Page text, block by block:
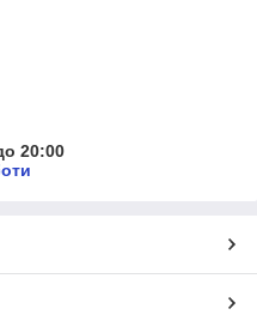
20:00